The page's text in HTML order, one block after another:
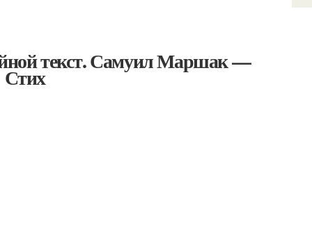
текст. Самуил Маршак —
Стих